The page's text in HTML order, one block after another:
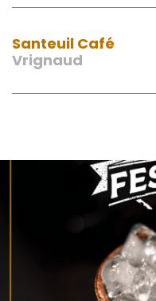
Cocktail à base de Gin
Horaires: 17h à 4h
11 Rue Jean
Santeuil Café
Vrignaud
Cocktail à base de
Horaires:
5 Rue